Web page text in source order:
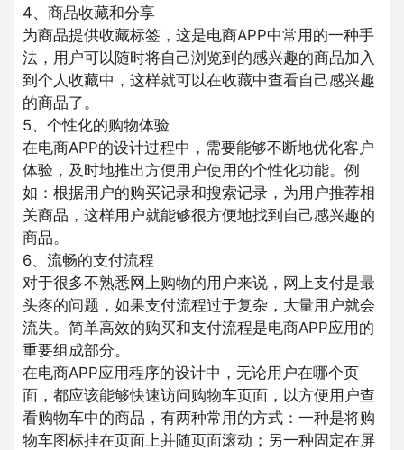
4、商品收藏和分享
为商品提供收藏标签，这是电商APP中常用的一种手
法，用户可以随时将自己浏览到的感兴趣的商品加入
到个人收藏中，这样就可以在收藏中查看自己感兴趣
的商品了。
5、个性化的购物体验
在电商APP的设计过程中，需要能够不断地优化客户
体验，及时地推出方便用户使用的个性化功能。例
如：根据用户的购买记录和搜索记录，为用户推荐相
关商品，这样用户就能够很方便地找到自己感兴趣的
商品。
6、流畅的支付流程
对于很多不熟悉网上购物的用户来说，网上支付是最
头疼的问题，如果支付流程过于复杂，大量用户就会
流失。简单高效的购买和支付流程是电商APP应用的
重要组成部分。
在电商APP应用程序的设计中，无论用户在哪个页
面，都应该能够快速访问购物车页面，以方便用户查
看购物车中的商品，有两种常用的方式：一种是将购
物车图标挂在页面上并随页面滚动；另一种固定在屏